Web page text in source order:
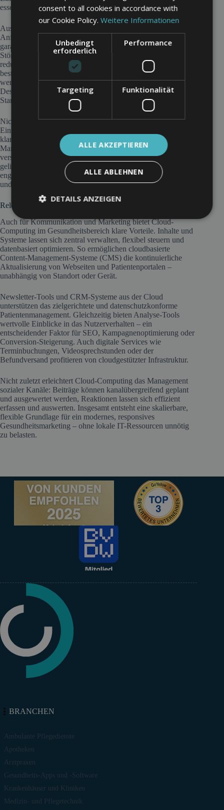
essenziell, um autorisierte Zugriffe klar zu regeln.
Ausfallsicherheit gehört ebenfalls zu den zentralen
Anforderungen. Medizinische Einrichtungen müssen
garantieren, dass wichtige Informationen auch bei technischen
Störungen verfügbar bleiben – etwa durch Notfallpläne oder
redundante Systeme. Zudem kann eine enge Bindung an
bestimmte Anbieter (Vendor Lock-in) problematisch werden,
wenn flexible Schnittstellen oder Wechseloptionen fehlen.
Deshalb ist bei der Auswahl der Plattform auf offene
Standards zu achten.
Nicht zu unterschätzen ist der menschliche Faktor: Die
Einführung cloudbasierter Systeme erfordert Schulungen,
klare Kommunikation und oft auch begleitendes Change
Management. Nur wenn das Personal die neuen Strukturen
versteht und akzeptiert, kann die Umstellung erfolgreich
gelingen. Ein professionelles Cloud-Konzept sollte daher in
enger Abstimmung mit IT-Experten, Datenschutzbeauftragten
und gegebenenfalls juristischer Beratung erfolgen.
Relevanz für digitale Kommunikation und Marketing
Auch für Kommunikation und Marketing bietet Cloud-
Computing im Gesundheitsbereich klare Vorteile. Inhalte und
Systeme lassen sich zentral verwalten, flexibel steuern und
datenbasiert optimieren. So ermöglichen cloudbasierte
Content-Management-Systeme (CMS) die kontinuierliche
Aktualisierung von Webseiten und Patientenportalen –
unabhängig von Standort oder Gerät.
Newsletter-Tools und CRM-Systeme aus der Cloud
unterstützen das zielgerichtete und datenschutzkonforme
Patientenmanagement. Gleichzeitig bieten Analyse-Tools
wertvolle Einblicke in das Nutzerverhalten – ein
entscheidender Faktor für SEO, Kampagnenoptimierung oder
Conversion-Steigerung. Auch digitale Services wie
Terminbuchungen, Videosprechstunden oder der
Befundversand profitieren von cloudgestützter Infrastruktur.
Nicht zuletzt erleichtert Cloud-Computing das Management
sozialer Kanäle: Beiträge können kanalübergreifend geplant
und ausgewertet werden, Reaktionen lassen sich effizient
erfassen und auswerten. Insgesamt entsteht eine skalierbare,
flexible Grundlage für ein modernes, responsives
Gesundheitsmarketing – ohne lokale IT-Ressourcen unnötig
zu belasten.
BRANCHEN
Ambulante Pflegedienste
Apotheken
Arztpraxen
Gesundheits-Apps und -Software
Krankenhäuser und Kliniken
Medizin- und Pflegetechnik
consent to all cookies in accordance with
our Cookie Policy.Weitere Informationen
Unbedingt
erforderlich
Performance
Targeting Funktionalität
ALLE AKZEPTIEREN
ALLE ABLEHNEN
DETAILS ANZEIGEN